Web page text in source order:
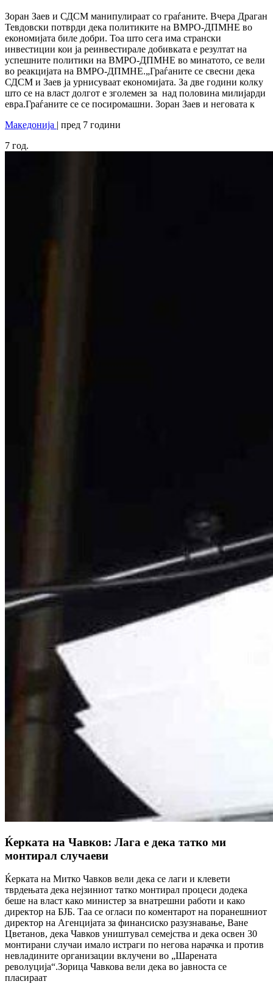
Зоран Заев и СДСМ манипулираат со граѓаните. Вчера Драган
Тевдовски потврди дека политиките на ВМРО-ДПМНЕ во
економијата биле добри. Тоа што сега има странски
инвестиции кои ја реинвестирале добивката е резултат на
успешните политики на ВМРО-ДПМНЕ во минатото, се вели
во реакцијата на ВМРО-ДПМНЕ.„Граѓаните се свесни дека
СДСМ и Заев ја урнисуваат економијата. За две години колку
што се на власт долгот е зголемен за над половина милијарди
евра.Граѓаните се се посиромашни. Зоран Заев и неговата к
Македонија | пред 7 години
7 год.
Ќерката на Чавков: Лага е дека татко ми
монтирал случаеви
Ќерката на Митко Чавков вели дека се лаги и клевети
тврдењата дека нејзиниот татко монтирал процеси додека
беше на власт како министер за внатрешни работи и како
директор на БЈБ. Таа се огласи по коментарот на поранешниот
директор на Агенцијата за финансиско разузнавање, Ване
Цветанов, дека Чавков уништувал семејства и дека освен 30
монтирани случаи имало истраги по негова нарачка и против
невладините организации вклучени во „Шарената
револуција“.Зорица Чавкова вели дека во јавноста се
пласираат